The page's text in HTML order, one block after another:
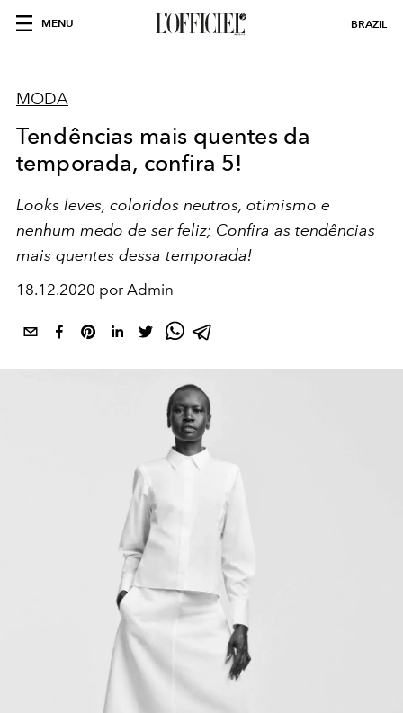
MENU BRAZIL
MODA
Tendências mais quentes da
temporada, confira 5!
Looks leves, coloridos neutros, otimismo e
nenhum medo de ser feliz; Confira as tendências
mais quentes dessa temporada!
18.12.2020 por Admin